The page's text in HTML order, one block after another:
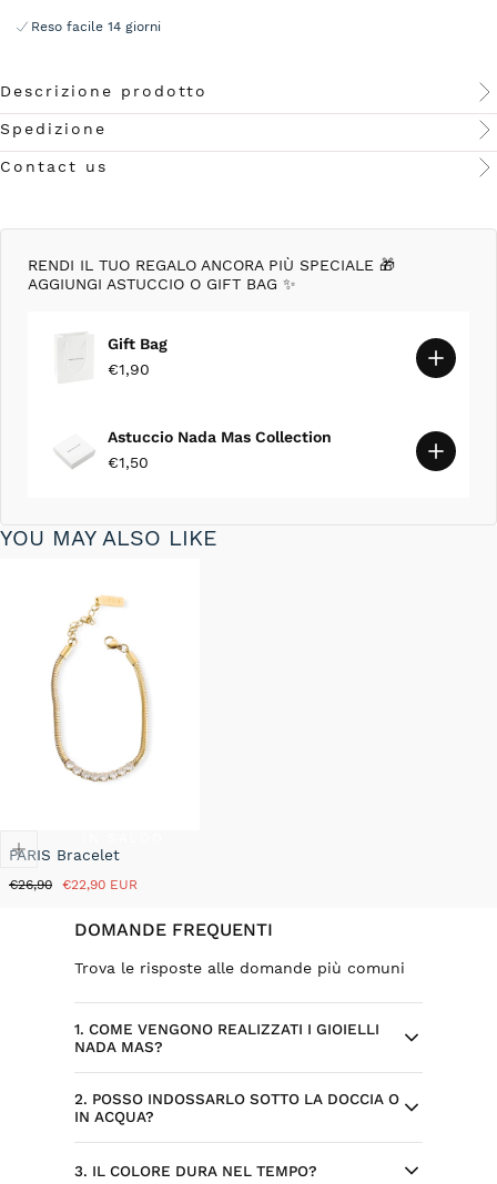
Reso facile 14 giorni
Descrizione prodotto
Spedizione
Contact us
RENDI IL TUO REGALO ANCORA PIÙ SPECIALE 🎁
AGGIUNGI ASTUCCIO O GIFT BAG ✨
Gift Bag
€1,90
Astuccio Nada Mas Collection
€1,50
YOU MAY ALSO LIKE
PARIS Bracelet
Prezzo
€26,90
Prezzo
saldo
€22,90 EUR
DOMANDE FREQUENTI
Trova le risposte alle domande più comuni
1. COME VENGONO REALIZZATI I GIOIELLI
NADA MAS?
Ogni gioiello Nada Mas nasce da design
selezionati ed esclusivi, sviluppati per il
brand. Alcuni modelli sono progettati
internamente, con attenzione a dettagli,
2. POSSO INDOSSARLO SOTTO LA DOCCIA O
IN ACQUA?
Sì, l’acciaio inossidabile è resistente
3. IL COLORE DURA NEL TEMPO?